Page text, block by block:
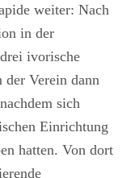
weiter: Nach
in der
ivorische
Verein dann
sich
Einrichtung
hatten. Von dort